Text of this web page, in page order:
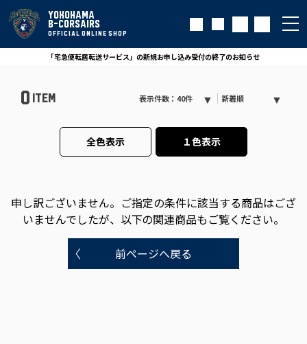
YOKOHAMA
B-CORSAIRS
OFFICIAL ONLINE SHOP
「宅急便転居転送サービス」の新規お申し込み受付の終了のお知らせ
0 ITEM 表示件数：40件 新着順
全色表示 １色表示
申し訳ございません。 ご指定の条件に該当する商品はござ
いませんでしたが、以下の関連商品もご覧ください。
前ページへ戻る